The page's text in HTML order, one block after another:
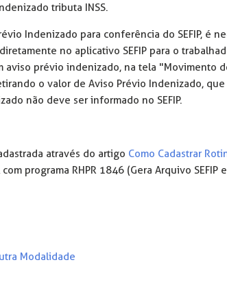
tributa INSS.
Indenizado para conferência do SEFIP, é
no aplicativo SEFIP para o
aviso prévio indenizado, na tela "Movimento
o valor de Aviso Prévio Indenizado,
não deve ser informado no SEFIP.
através do artigo Como Cadastrar
programa RHPR 1846 (Gera Arquivo SEFIP
Modalidade